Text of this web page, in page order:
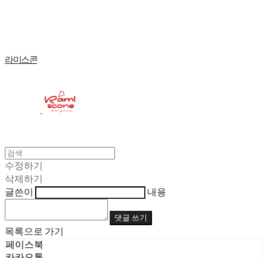
라미스콘
수정하기
삭제하기
글쓴이
내용
댓글 쓰기
목록으로 가기
페이스북